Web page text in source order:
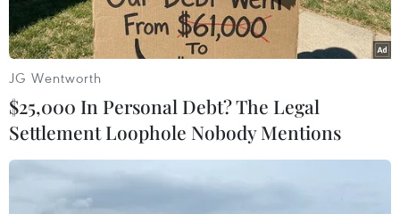
#trung tâm dữ liệu #trung tâm dữ liệu 60MW
#trung tâm dữ liệu VNG
JG Wentworth
$25,000 In Personal Debt? The Legal
Settlement Loophole Nobody Mentions